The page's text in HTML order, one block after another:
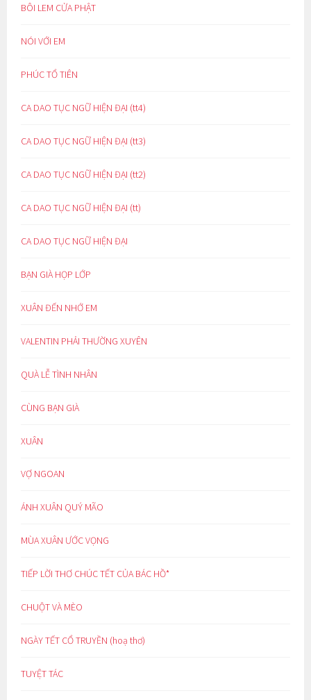
BÔI LEM CỬA PHẬT
NÓI VỚI EM
PHÚC TỔ TIÊN
CA DAO TỤC NGỮ HIỆN ĐẠI (tt4)
CA DAO TỤC NGỮ HIỆN ĐẠI (tt3)
CA DAO TỤC NGỮ HIỆN ĐẠI (tt2)
CA DAO TỤC NGỮ HIỆN ĐẠI (tt)
CA DAO TỤC NGỮ HIỆN ĐẠI
BẠN GIÀ HỌP LỚP
XUÂN ĐẾN NHỚ EM
VALENTIN PHẢI THƯỜNG XUYÊN
QUÀ LỄ TÌNH NHÂN
CÙNG BẠN GIÀ
XUÂN
VỢ NGOAN
ÁNH XUÂN QUÝ MÃO
MÙA XUÂN ƯỚC VỌNG
TIẾP LỜI THƠ CHÚC TẾT CỦA BÁC HỒ*
CHUỘT VÀ MÈO
NGÀY TẾT CỔ TRUYỀN (hoạ thơ)
TUYỆT TÁC